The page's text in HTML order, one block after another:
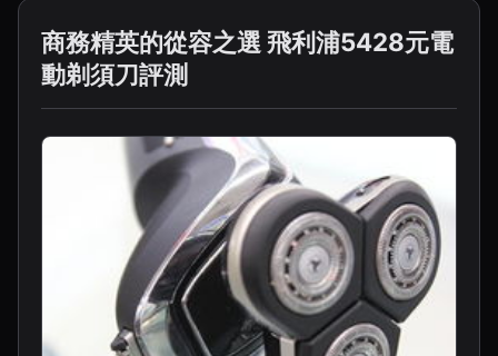
商務精英的從容之選 飛利浦5428元電
動剃須刀評測